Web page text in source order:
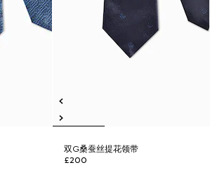
双G桑蚕丝提花领带
£200